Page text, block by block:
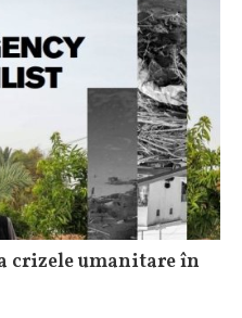
crizele umanitare în